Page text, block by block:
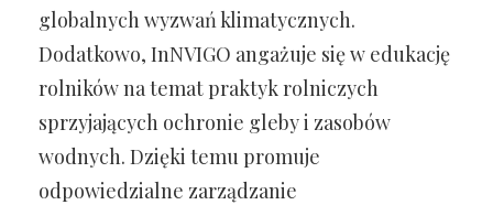
globalnych wyzwań klimatycznych.
Dodatkowo, InNVIGO angażuje się w edukację
rolników na temat praktyk rolniczych
sprzyjających ochronie gleby i zasobów
wodnych. Dzięki temu promuje
odpowiedzialne zarządzanie